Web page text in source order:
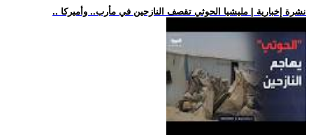
.. نشرة إخبارية | مليشيا الحوثي تقصف النازحين في مأرب.. وأميركا